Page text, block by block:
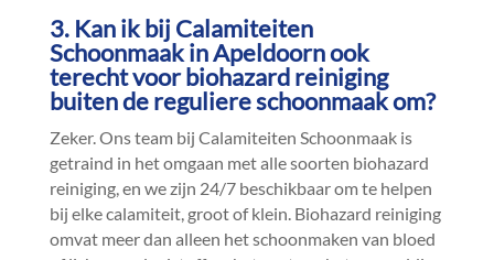
3.​ Kan ik bij Calamiteiten
Schoonmaak in Apeldoorn ook
terecht voor biohazard reiniging
buiten de reguliere schoonmaak om?
Zeker.​ Ons team bij Calamiteiten Schoonmaak is
getraind in het omgaan met alle soorten biohazard
reiniging, en we zijn 24/7 beschikbaar om te helpen
bij elke calamiteit, groot of klein.​ Biohazard reiniging
omvat meer dan alleen het schoonmaken van bloed